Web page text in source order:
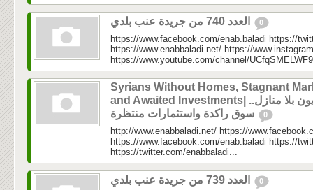
0
https://www.facebook.com/enab.baladi https://
https://www.enabbaladi.net/ https://
https://www.youtube.com/channel/
Syrians Without Homes, Stagnant
and Awaited Investments| سوريون بلا منازل..
0
http://www.enabbaladi.net/ https://
https://www.facebook.com/enab.baladi https://
https://twitter.com/enabbaladi...
0